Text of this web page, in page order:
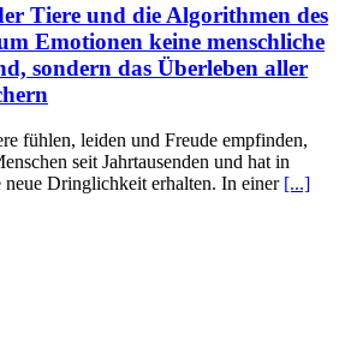
Tiere und die Algorithmen des
Emotionen keine menschliche
sondern das Überleben aller
fühlen, leiden und Freude empfinden,
seit Jahrtausenden und hat in
neue Dringlichkeit erhalten. In einer [...]